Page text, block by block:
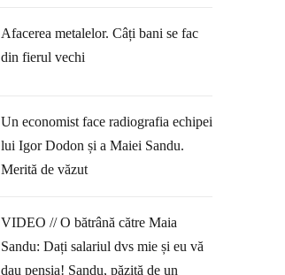
Afacerea metalelor. Câți bani se fac
din fierul vechi
Un economist face radiografia echipei
lui Igor Dodon și a Maiei Sandu.
Merită de văzut
VIDEO // O bătrână către Maia
Sandu: Dați salariul dvs mie și eu vă
dau pensia! Sandu, păzită de un